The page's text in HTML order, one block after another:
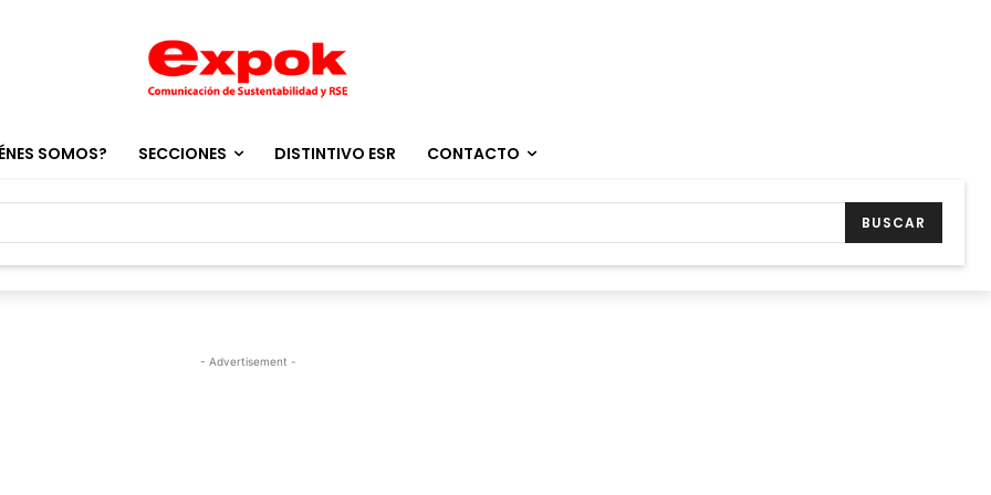
SOMOS? SECCIONES DISTINTIVO ESR CONTACTO
BUSCAR
- Advertisement -